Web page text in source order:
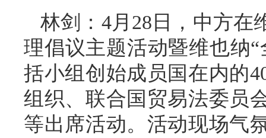
林剑：4月28日，中方在
理倡议主题活动暨维也纳
括小组创始成员国在内的
组织、联合国贸易法委员
等出席活动。活动现场气